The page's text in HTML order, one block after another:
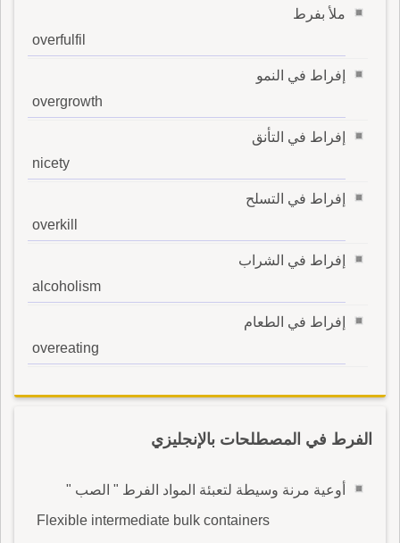
ملأ بفرط
overfulfil
إفراط في النمو
overgrowth
إفراط في التأنق
nicety
إفراط في التسلح
overkill
إفراط في الشراب
alcoholism
إفراط في الطعام
overeating
الفرط في المصطلحات بالإنجليزي
أوعية مرنة وسيطة لتعبئة المواد الفرط " الصب "
Flexible intermediate bulk containers